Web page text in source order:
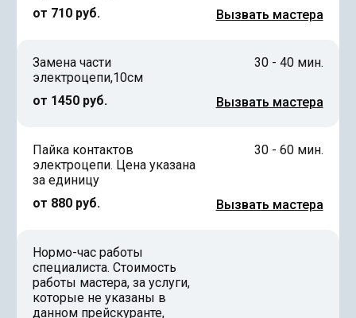
от 710 руб.
Вызвать мастера
Замена части
электроцепи,10см
от 1450 руб.
30 - 40 мин.
Вызвать мастера
Пайка контактов
электроцепи. Цена указана
за единицу
от 880 руб.
30 - 60 мин.
Вызвать мастера
Нормо-час работы
специалиста. Стоимость
работы мастера, за услуги,
которые не указаны в
данном прейскуранте,